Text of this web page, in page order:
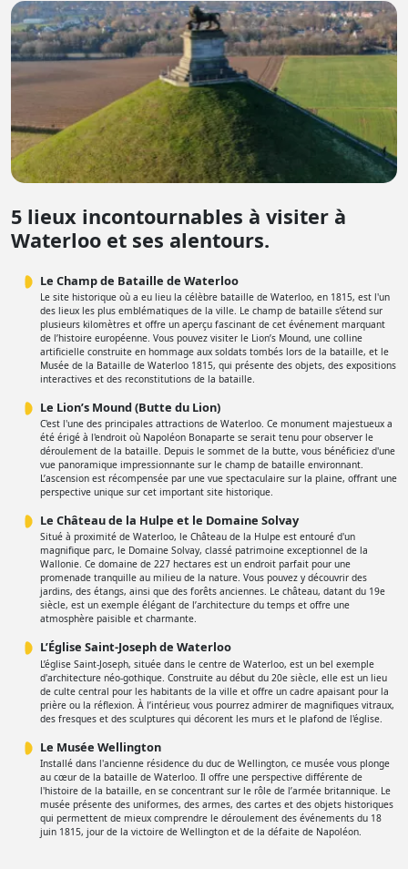
5 lieux incontournables à visiter à
Waterloo et ses alentours.
Le Champ de Bataille de Waterloo
Le site historique où a eu lieu la célèbre bataille de Waterloo, en 1815, est l'un
des lieux les plus emblématiques de la ville. Le champ de bataille s’étend sur
plusieurs kilomètres et offre un aperçu fascinant de cet événement marquant
de l’histoire européenne. Vous pouvez visiter le Lion’s Mound, une colline
artificielle construite en hommage aux soldats tombés lors de la bataille, et le
Musée de la Bataille de Waterloo 1815, qui présente des objets, des expositions
interactives et des reconstitutions de la bataille.
Le Lion’s Mound (Butte du Lion)
C'est l'une des principales attractions de Waterloo. Ce monument majestueux a
été érigé à l'endroit où Napoléon Bonaparte se serait tenu pour observer le
déroulement de la bataille. Depuis le sommet de la butte, vous bénéficiez d'une
vue panoramique impressionnante sur le champ de bataille environnant.
L’ascension est récompensée par une vue spectaculaire sur la plaine, offrant une
perspective unique sur cet important site historique.
Le Château de la Hulpe et le Domaine Solvay
Situé à proximité de Waterloo, le Château de la Hulpe est entouré d'un
magnifique parc, le Domaine Solvay, classé patrimoine exceptionnel de la
Wallonie. Ce domaine de 227 hectares est un endroit parfait pour une
promenade tranquille au milieu de la nature. Vous pouvez y découvrir des
jardins, des étangs, ainsi que des forêts anciennes. Le château, datant du 19e
siècle, est un exemple élégant de l’architecture du temps et offre une
atmosphère paisible et charmante.
L’Église Saint-Joseph de Waterloo
L’église Saint-Joseph, située dans le centre de Waterloo, est un bel exemple
d'architecture néo-gothique. Construite au début du 20e siècle, elle est un lieu
de culte central pour les habitants de la ville et offre un cadre apaisant pour la
prière ou la réflexion. À l’intérieur, vous pourrez admirer de magnifiques vitraux,
des fresques et des sculptures qui décorent les murs et le plafond de l'église.
Le Musée Wellington
Installé dans l'ancienne résidence du duc de Wellington, ce musée vous plonge
au cœur de la bataille de Waterloo. Il offre une perspective différente de
l'histoire de la bataille, en se concentrant sur le rôle de l’armée britannique. Le
musée présente des uniformes, des armes, des cartes et des objets historiques
qui permettent de mieux comprendre le déroulement des événements du 18
juin 1815, jour de la victoire de Wellington et de la défaite de Napoléon.